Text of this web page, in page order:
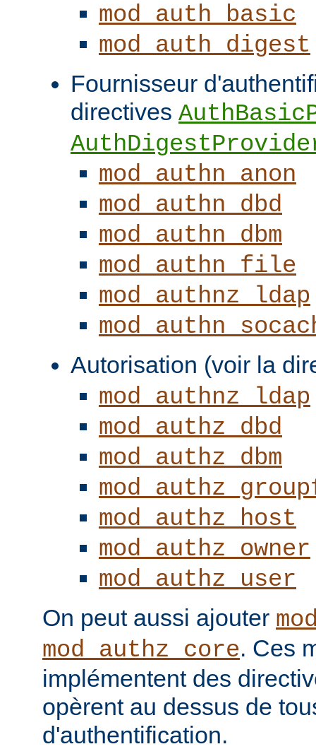
mod_auth_basic
mod_auth_digest
Fournisseur
directives
mod_authn_anon
mod_authn_dbd
mod_authn_dbm
mod_authn_file
mod_authnz_ldap
Autorisation (voir la
mod_authnz_ldap
mod_authz_dbd
mod_authz_dbm
mod_authz_host
mod_authz_owner
mod_authz_user
On peut aussi ajouter
mod_authz_core. Ces
implémentent des
opèrent au dessus de
d'authentification.